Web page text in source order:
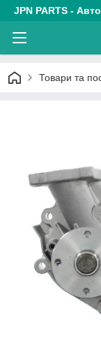
JPN PARTS -
Товари та